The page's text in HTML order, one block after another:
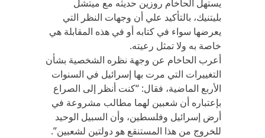
‬بليتنيك، بالتأكيد علي أن وجهات النظر التي
يعرضها سواء في كتابه أو في هذه المقابلة هي
خاصة به ولا تمثل رعيته.
أعرب الحاخام عن وجهة نظره الشخصية بشأن
التغييرات التي مرت بها إسرائيل في السنوات
الأربع الماضية، فقال: “كنت أنظر إلى الصراع
بإعتباره أن شعبين لهما مطالب مشروعة في
أرض إسرائيل وفلسطين، وأن السبيل الوحيد
للخروج من هذا المستنقع هو دولتين لشعبين”.